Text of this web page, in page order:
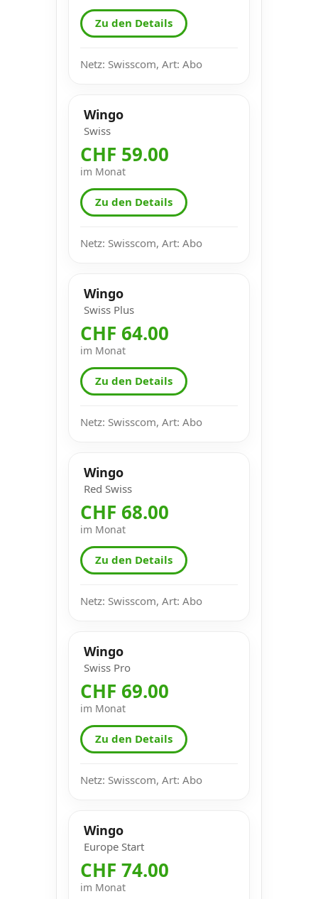
Zu den Details
Netz: Swisscom, Art: Abo
Wingo
Swiss
CHF 59.00
im Monat
Zu den Details
Netz: Swisscom, Art: Abo
Wingo
Swiss Plus
CHF 64.00
im Monat
Zu den Details
Netz: Swisscom, Art: Abo
Wingo
Red Swiss
CHF 68.00
im Monat
Zu den Details
Netz: Swisscom, Art: Abo
Wingo
Swiss Pro
CHF 69.00
im Monat
Zu den Details
Netz: Swisscom, Art: Abo
Wingo
Europe Start
CHF 74.00
im Monat